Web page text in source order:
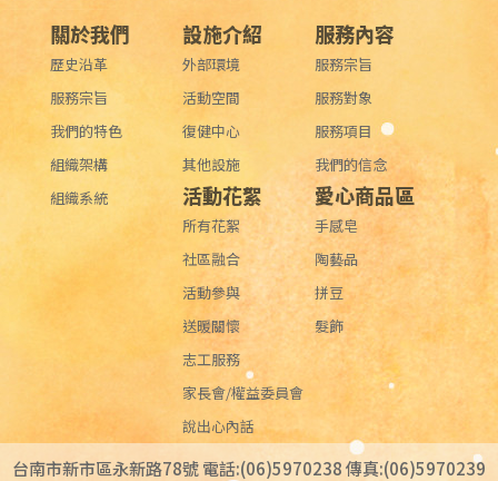
關於我們
歷史沿革
服務宗旨
我們的特色
組織架構
組織系統
設施介紹
外部環境
活動空間
復健中心
其他設施
服務內容
服務宗旨
服務對象
服務項目
我們的信念
活動花絮
所有花絮
社區融合
活動參與
送暖關懷
志工服務
家長會/權益委員會
說出心內話
愛心商品區
手感皂
陶藝品
拼豆
髮飾
台南市新市區永新路78號 電話:(06)5970238 傳真:(06)5970239